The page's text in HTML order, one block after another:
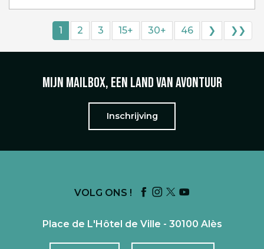
1 2 3 15+ 30+ 46 ❯ ❯❯
Mijn mailbox, een land van avontuur
Inschrijving
VOLG ONS !
Place de L'Hôtel de Ville - 30100 Alès